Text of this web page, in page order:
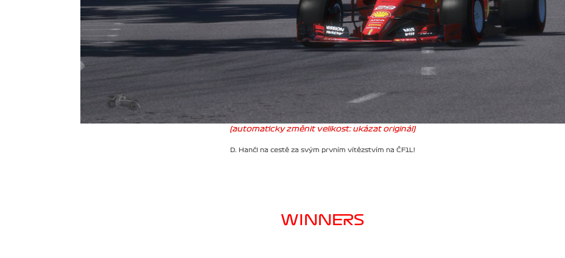
(automaticky změnit velikost: ukázat originál)
D. Hančl na cestě za svým prvním vítězstvím na ČF1L!
WINNERS